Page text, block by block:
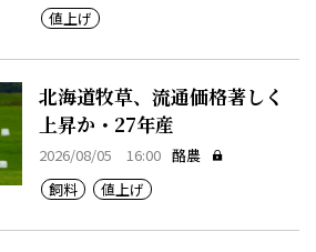
値上げ
北海道牧草、流通価格著しく
上昇か・27年産
2026/08/05 16:00 酪農
飼料
値上げ